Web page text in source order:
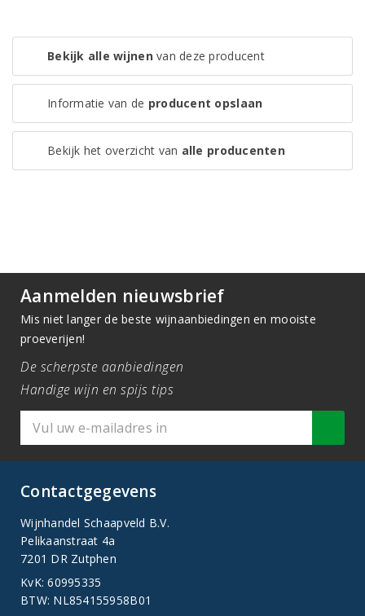
Bekijk alle wijnenvan deze producent
Informatie van de producent opslaan
Bekijk het overzicht van alle producenten
Aanmelden nieuwsbrief
Mis niet langer de beste wijnaanbiedingen en mooiste
proeverijen!
De scherpste aanbiedingen
Handige wijn en spijs tips
Contactgegevens
Wijnhandel Schaapveld B.V.
Pelikaanstraat 4a
7201 DR Zutphen
KvK: 60995335
BTW: NL854155958B01